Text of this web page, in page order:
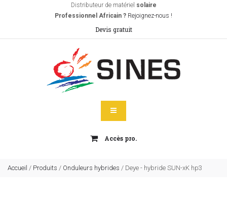
Distributeur de matériel solaire
Professionnel Africain ? Rejoignez-nous !
Devis gratuit
Accès pro.
Accueil / Produits / Onduleurs hybrides / Deye - hybride SUN-xK hp3